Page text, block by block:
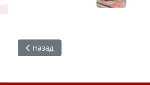
Предыдущий: #ХГИК : ПроДвижение
Назад